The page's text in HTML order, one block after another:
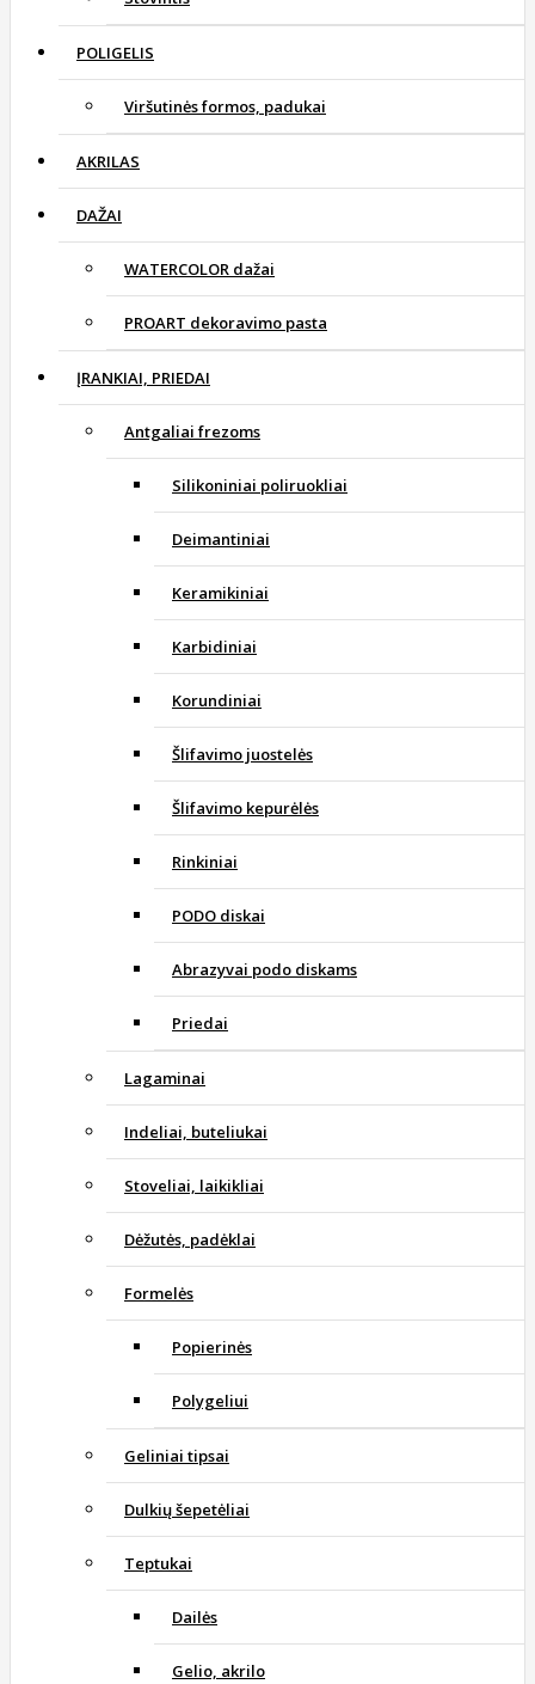
POLIGELIS
Viršutinės formos, padukai
AKRILAS
DAŽAI
WATERCOLOR dažai
PROART dekoravimo pasta
ĮRANKIAI, PRIEDAI
Antgaliai frezoms
Silikoniniai poliruokliai
Deimantiniai
Keramikiniai
Karbidiniai
Korundiniai
Šlifavimo juostelės
Šlifavimo kepurėlės
Rinkiniai
PODO diskai
Abrazyvai podo diskams
Priedai
Lagaminai
Indeliai, buteliukai
Stoveliai, laikikliai
Dėžutės, padėklai
Formelės
Popierinės
Polygeliui
Geliniai tipsai
Dulkių šepetėliai
Teptukai
Dailės
Gelio, akrilo